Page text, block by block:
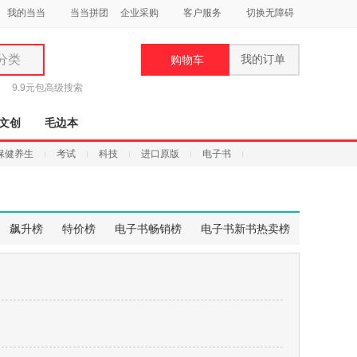
我的当当 当当拼团 企业采购 客户服务 切换无障碍
类
9.9元包高级搜索
购物车 我的订单
创 毛边本
健养生 考试 科技 进口原版 电子书
飙升榜 特价榜 电子书畅销榜 电子书新书热卖榜